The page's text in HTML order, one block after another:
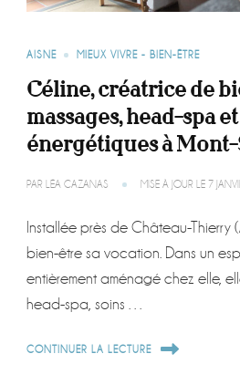
AISNE MIEUX VIVRE - BIEN-ÊTRE
Céline, créatrice de
massages, head-spa
énergétiques à
PAR LÉA CAZANAS MISE À JOUR LE 7
Installée près de Château-Thierry
bien-être sa vocation. Dans un
entièrement aménagé chez elle,
head-spa, soins …
CONTINUER LA LECTURE